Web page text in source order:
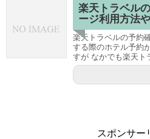
楽天トラベル
ージ利用方法
楽天トラベルの予約
する際のホテル予約
すが なかでも楽天ト
スポンサー